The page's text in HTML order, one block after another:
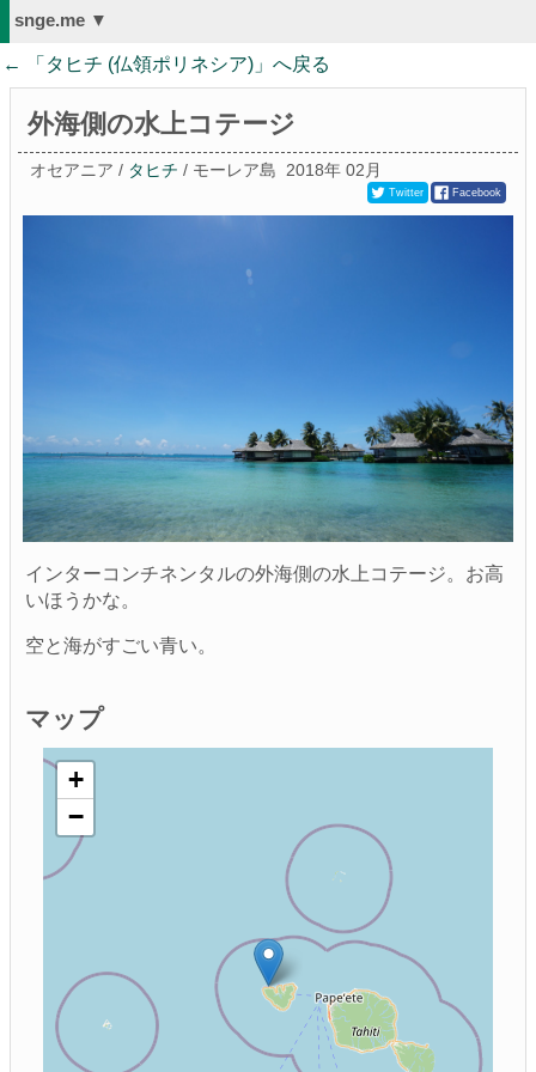
snge.me ▼
← 「 タヒチ (仏領ポリネシア) 」へ戻る
外海側の水上コテージ
オセアニア / タヒチ / モーレア島 2018年 02月
Twitter Facebook
インターコンチネンタルの外海側の水上コテージ。お高
いほうかな。
空と海がすごい青い。
マップ
+
−